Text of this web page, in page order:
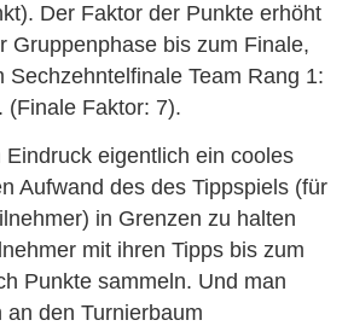
Der Faktor der Punkte erhöht
Gruppenphase bis zum Finale,
Sechzehntelfinale Team Rang 1:
(Finale Faktor: 7).
Eindruck eigentlich ein cooles
Aufwand des des Tippspiels (für
in Grenzen zu halten
mit ihren Tipps bis zum
Punkte sammeln. Und man
an den Turnierbaum